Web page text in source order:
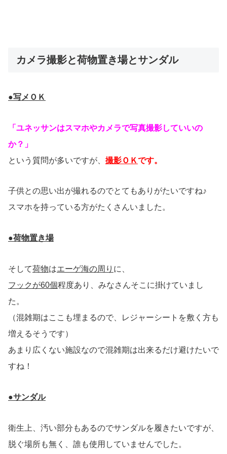
カメラ撮影と荷物置き場とサンダル
●写メＯＫ
「ユネッサンはスマホやカメラで写真撮影していいの
か？」
という質問が多いですが、 撮影ＯＫです。
子供との思い出が撮れるのでとてもありがたいですね♪
スマホを持っている方がたくさんいました。
●荷物置き場
そして荷物はエーゲ海の周り に、
フックが60個程度あり、みなさんそこに掛けていまし
た。
（混雑期はここも埋まるので、レジャーシートを敷く方も
増えるそうです）
あまり広くない施設なので混雑期は出来るだけ避けたいで
すね！
●サンダル
衛生上、汚い部分もあるのでサンダルを履きたいですが、
脱ぐ場所も無く、誰も使用していませんでした。